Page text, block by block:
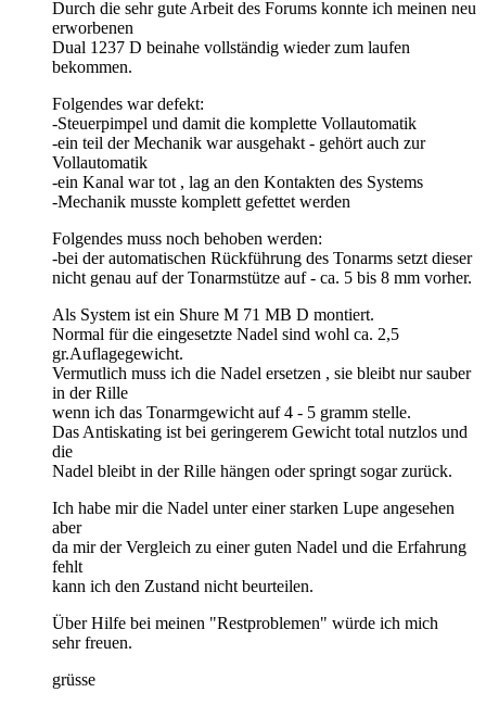
Durch die sehr gute Arbeit des Forums konnte ich meinen neu
erworbenen
Dual 1237 D beinahe vollständig wieder zum laufen
bekommen.
Folgendes war defekt:
-Steuerpimpel und damit die komplette Vollautomatik
-ein teil der Mechanik war ausgehakt - gehört auch zur
Vollautomatik
-ein Kanal war tot , lag an den Kontakten des Systems
-Mechanik musste komplett gefettet werden
Folgendes muss noch behoben werden:
-bei der automatischen Rückführung des Tonarms setzt dieser
nicht genau auf der Tonarmstütze auf - ca. 5 bis 8 mm vorher.
Als System ist ein Shure M 71 MB D montiert.
Normal für die eingesetzte Nadel sind wohl ca. 2,5
gr.Auflagegewicht.
Vermutlich muss ich die Nadel ersetzen , sie bleibt nur sauber
in der Rille
wenn ich das Tonarmgewicht auf 4 - 5 gramm stelle.
Das Antiskating ist bei geringerem Gewicht total nutzlos und
die
Nadel bleibt in der Rille hängen oder springt sogar zurück.
Ich habe mir die Nadel unter einer starken Lupe angesehen
aber
da mir der Vergleich zu einer guten Nadel und die Erfahrung
fehlt
kann ich den Zustand nicht beurteilen.
Über Hilfe bei meinen "Restproblemen" würde ich mich
sehr freuen.
grüsse